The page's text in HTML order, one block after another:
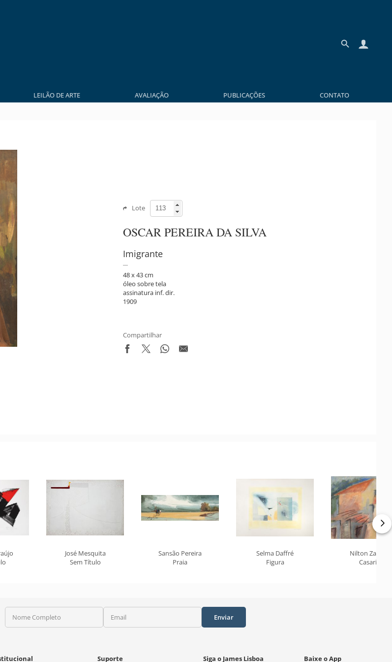
LEILÃO DE ARTE AVALIAÇÃO PUBLICAÇÕES CONTATO
Lote
OSCAR PEREIRA DA SILVA
Imigrante
48 x 43 cm
óleo sobre tela
assinatura inf. dir.
1909
Compartilhar
José Mesquita
Sem Título
Sansão Pereira
Praia
Selma Daffré
Figura
Nilton Zanotti
Casario
Nome Completo Email Enviar
Suporte Siga o James Lisboa Baixe o App